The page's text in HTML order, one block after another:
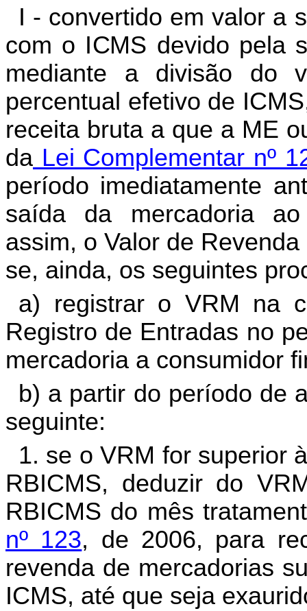
I - convertido em valor a
com o ICMS devido pela
mediante a divisão do
percentual efetivo de
receita bruta a que a ME
da Lei Complementar nº
período imediatamente
saída da mercadoria
assim, o Valor de
se, ainda, os seguintes
a) registrar o VRM na
Registro de Entradas no
mercadoria a consumidor
b) a partir do período de
seguinte:
1. se o VRM for superior
RBICMS, deduzir do
RBICMS do mês
nº 123, de 2006, para
revenda de mercadorias
ICMS, até que seja